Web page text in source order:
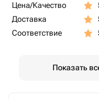
Цена/Качество
Доставка
Соответствие
Показать